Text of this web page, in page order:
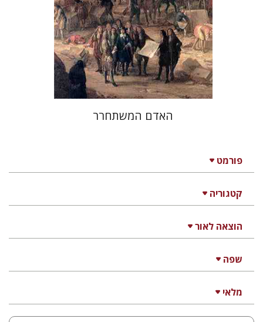
פורמט
קטגוריה
הוצאה לאור
שפה
מלאי
הנחת אתר ספר אלקטרוני
$30
האדם המשתחרר